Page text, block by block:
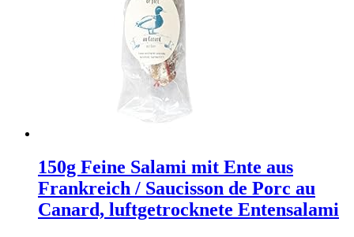
150g Feine Salami mit Ente aus
Frankreich / Saucisson de Porc au
Canard, luftgetrocknete Entensalami